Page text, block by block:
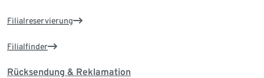
Filialreservierung
Filialfinder
Rücksendung & Reklamation